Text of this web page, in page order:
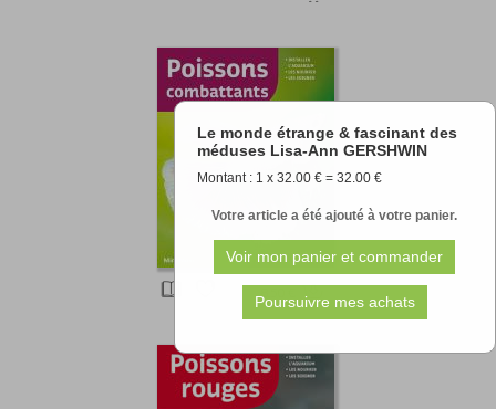
Le monde étrange & fascinant des
méduses Lisa-Ann GERSHWIN
Montant : 1 x 32.00 € = 32.00 €
Votre article a été ajouté à votre panier.